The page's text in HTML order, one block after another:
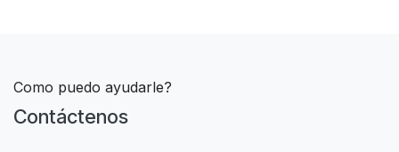
Como puedo ayudarle?
Contáctenos